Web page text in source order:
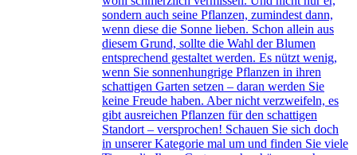
sondern auch seine Pflanzen, zumindest dann,
wenn diese die Sonne lieben. Schon allein aus
diesem Grund, sollte die Wahl der Blumen
entsprechend gestaltet werden. Es nützt wenig,
wenn Sie sonnenhungrige Pflanzen in ihren
schattigen Garten setzen – daran werden Sie
keine Freude haben. Aber nicht verzweifeln, es
gibt ausreichen Pflanzen für den schattigen
Standort – versprochen! Schauen Sie sich doch
in unserer Kategorie mal um und finden Sie viele